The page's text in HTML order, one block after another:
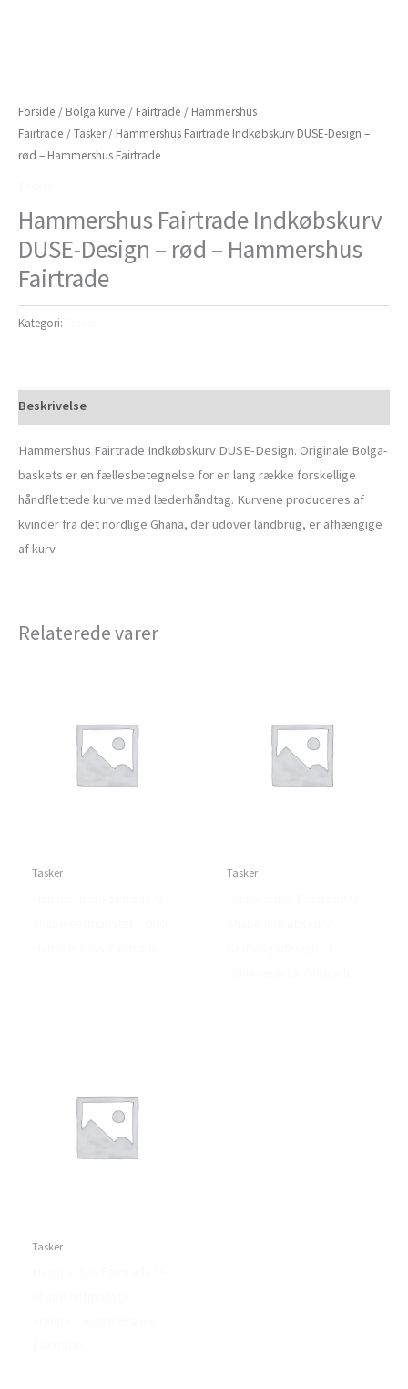
Forside / Bolga kurve / Fairtrade / Hammershus
Fairtrade /Tasker/ Hammershus Fairtrade Indkøbskurv DUSE-Design –
rød – Hammershus Fairtrade
Hammershus Fairtrade Indkøbskurv
DUSE-Design – rød – Hammershus
Fairtrade
Kategori:
Beskrivelse
Hammershus Fairtrade Indkøbskurv DUSE-Design. Originale Bolga-
baskets er en fællesbetegnelse for en lang række forskellige
håndflettede kurve med læderhåndtag. Kurvene produceres af
kvinder fra det nordlige Ghana, der udover landbrug, er afhængige
af kurv
Relaterede varer
Tasker Tasker
Tasker